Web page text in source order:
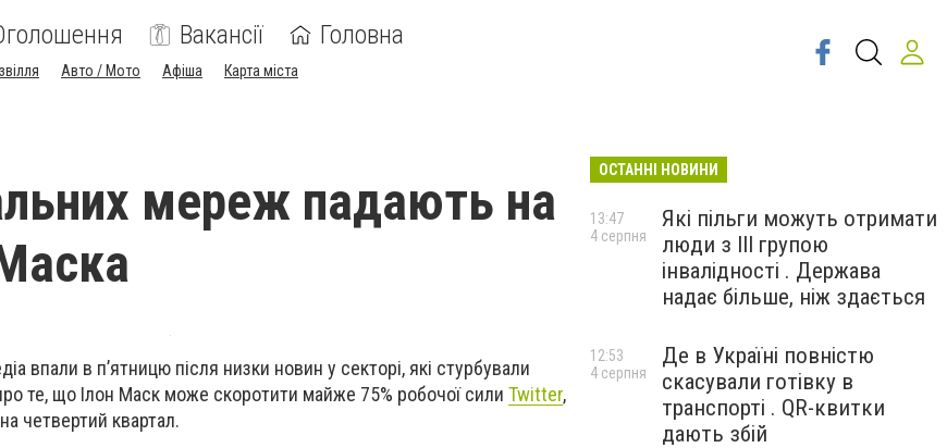
Вакансії Головна
Авто / Мото Афіша Карта міста
мереж падають на
впали в п’ятницю після низки новин у секторі, які стурбували
те, що Ілон Маск може скоротити майже 75% робочої сили Twitter,
четвертий квартал.
ОСТАННІ НОВИНИ
Які пільги можуть отримати
люди з III групою
інвалідності . Держава
надає більше, ніж здається
13:47
4 серпня
Де в Україні повністю
скасували готівку в
транспорті . QR-квитки
дають збій
12:53
4 серпня